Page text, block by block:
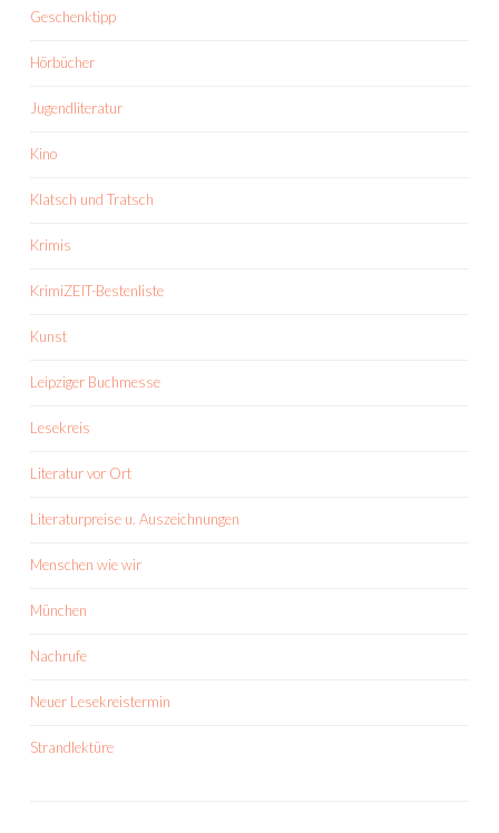
Geschenktipp
Hörbücher
Jugendliteratur
Kino
Klatsch und Tratsch
Krimis
KrimiZEIT-Bestenliste
Kunst
Leipziger Buchmesse
Lesekreis
Literatur vor Ort
Literaturpreise u. Auszeichnungen
Menschen wie wir
München
Nachrufe
Neuer Lesekreistermin
Strandlektüre